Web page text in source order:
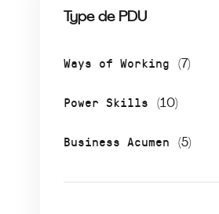
Type de PDU
Ways of Working (7)
Power Skills (10)
Business Acumen (5)